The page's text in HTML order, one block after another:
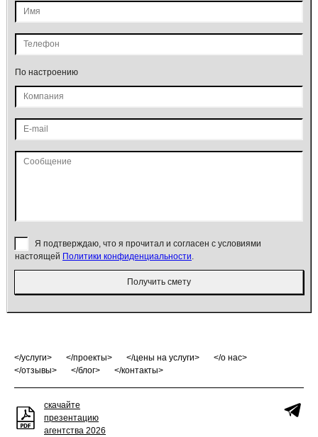
По настроению
Я подтверждаю, что я прочитал и согласен с условиями
настоящей Политики конфиденциальности.
Получить смету
услуги проекты цены на услуги
о нас
отзывы
блог контакты
скачайте
презентацию
агентства 2026